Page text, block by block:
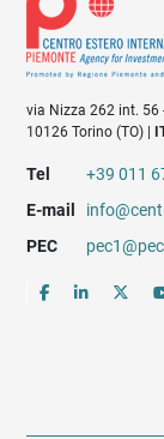
via Nizza 262 int. 56
10126 Torino (TO) |
Tel
+39 011
E-mail
PEC